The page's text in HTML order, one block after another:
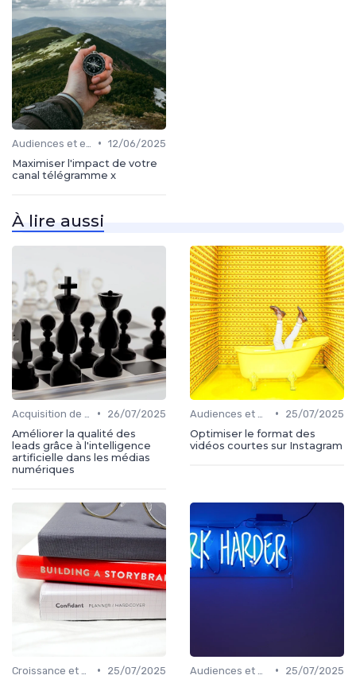
• 12/06/2025
Maximiser l'impact de votre
canal télégramme x
À lire aussi
•
26/07/2025
Améliorer la qualité des
leads grâce à l'intelligence
artificielle dans les médias
numériques
•
25/07/2025
Optimiser le format des
vidéos courtes sur Instagram
•
25/07/2025
•
25/07/2025